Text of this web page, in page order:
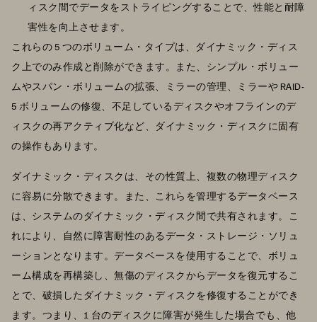
ィスク間でデータをストライピングすることで、性能と耐障
害性を向上させます。
これらの 5 つのボリューム・タイプは、ダイナミック・ディス
ク上でのみ作成と削除ができます。また、シンプル・ボリュー
ムやスパン・ボリュームの拡張、ミラーの管理、ミラーや RAID-
5 ボリュームの修復、不足しているディスクやオフラインのデ
ィスクの再アクティブ化など、ダイナミック・ディスクに固有
の操作もあります。
ダイナミック・ディスクは、その性質上、複数の物理ディスク
に容易に分散できます。また、これらを管理するデータベース
は、システムのダイナミック・ディスク間で共有されます。こ
れにより、自然に障害耐性のあるデータ・ストレージ・ソリュ
ーションとなります。データベースを使用することで、ボリュ
ーム構成を再構築し、無傷のディスクからデータを復元するこ
とで、破損したダイナミック・ディスクを修復することができ
ます。つまり、1 台のディスクに障害が発生した場合でも、他